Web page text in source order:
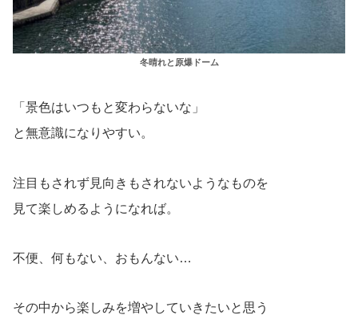
冬晴れと原爆ドーム
「景色はいつもと変わらないな」
と無意識になりやすい。
注目もされず見向きもされないようなものを
見て楽しめるようになれば。
不便、何もない、おもんない…
その中から楽しみを増やしていきたいと思う